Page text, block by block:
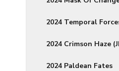
2024 Temporal
2024 Crimson Haze
2024 Paldean Fates